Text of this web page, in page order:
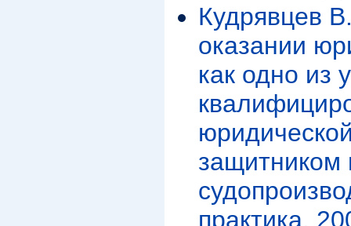
Кудрявцев
оказании
как одно из
защитником
практика.